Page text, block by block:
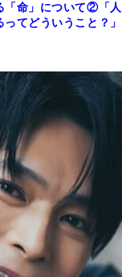
「命」について②「人
てどういうこと？」